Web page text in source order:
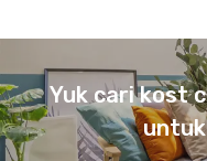
Yuk cari kost